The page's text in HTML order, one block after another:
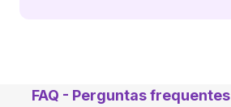
FAQ - Perguntas